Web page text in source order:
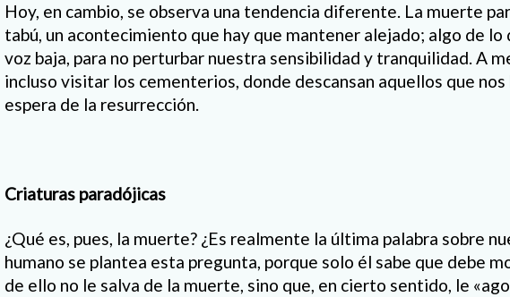
Hoy, en cambio, se observa una tendencia diferente. La muerte
tabú, un acontecimiento que hay que mantener alejado; algo de lo
voz baja, para no perturbar nuestra sensibilidad y tranquilidad. A
incluso visitar los cementerios, donde descansan aquellos que nos
espera de la resurrección.
Criaturas paradójicas
¿Qué es, pues, la muerte? ¿Es realmente la última palabra sobre
humano se plantea esta pregunta, porque solo él sabe que debe
de ello no le salva de la muerte, sino que, en cierto sentido, le